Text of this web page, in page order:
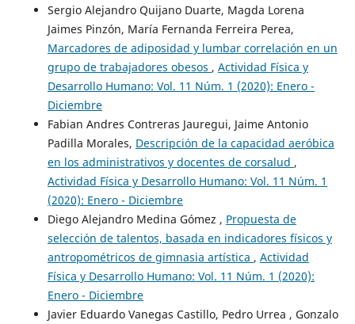
Sergio Alejandro Quijano Duarte, Magda Lorena
Jaimes Pinzón, María Fernanda Ferreira Perea,
Marcadores de adiposidad y lumbar correlación en un
grupo de trabajadores obesos , Actividad Física y
Desarrollo Humano: Vol. 11 Núm. 1 (2020): Enero -
Diciembre
Fabian Andres Contreras Jauregui, Jaime Antonio
Padilla Morales, Descripción de la capacidad aeróbica
en los administrativos y docentes de corsalud ,
Actividad Física y Desarrollo Humano: Vol. 11 Núm. 1
(2020): Enero - Diciembre
Diego Alejandro Medina Gómez , Propuesta de
selección de talentos, basada en indicadores físicos y
antropométricos de gimnasia artística , Actividad
Física y Desarrollo Humano: Vol. 11 Núm. 1 (2020):
Enero - Diciembre
Javier Eduardo Vanegas Castillo, Pedro Urrea , Gonzalo